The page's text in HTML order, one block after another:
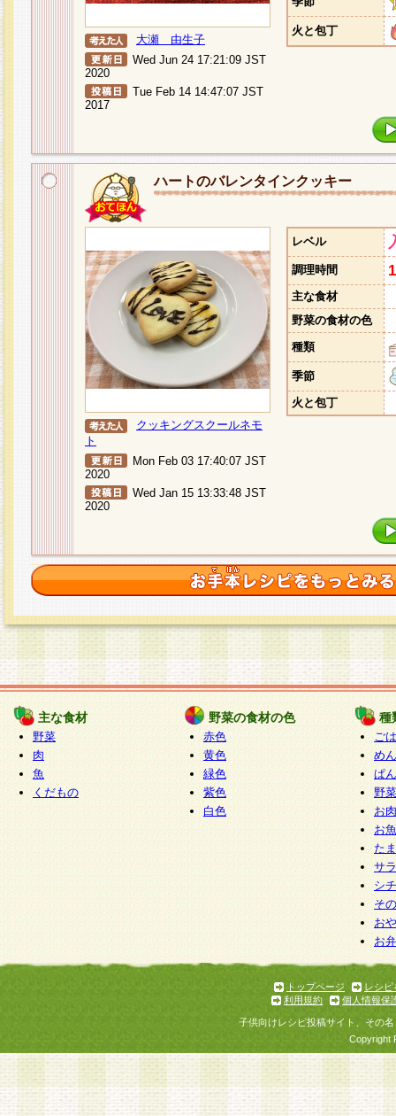
大瀬 由生子
Wed Jun 24 17:21:09 JST
2020
Tue Feb 14 14:47:07 JST
2017
火と包丁
ハートのバレンタインクッキー
クッキングスクールネモ
ト
Mon Feb 03 17:40:07 JST
2020
Wed Jan 15 13:33:48 JST
2020
レベル
調理時間
主な食材
野菜の食材の色
種類
季節
火と包丁
主な食材
野菜
肉
魚
くだもの
野菜の食材の色
赤色
黄色
緑色
紫色
白色
種
ご
めん
ぱん
野
お
お
た
サ
シ
そ
お
お
トップページ
レシピ
利用規約
個人情報保
子供向けレシピ投稿サイト、その
Copyright